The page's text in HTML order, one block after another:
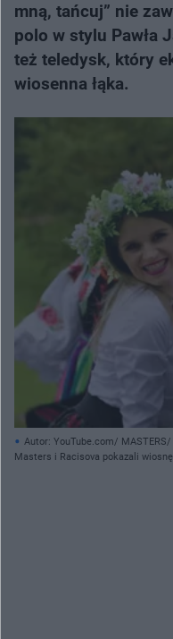
mną, tańcuj” nie
polo w stylu Pawła
też teledysk, który
wiosenna łąka.
Autor: YouTube.com/
Masters i Racisova pokazali